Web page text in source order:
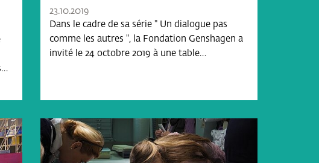
23.10.2019
Dans le cadre de sa série " Un dialogue pas
comme les autres ", la Fondation Genshagen a
invité le 24 octobre 2019 à une table…